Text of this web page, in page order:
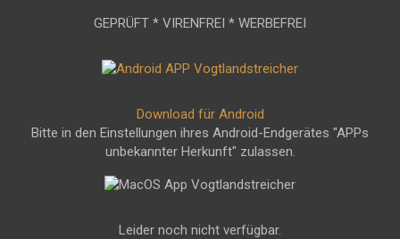
GEPRÜFT * VIRENFREI * WERBEFREI
Download für Android
Bitte in den Einstellungen ihres Android-Endgerätes "APPs
unbekannter Herkunft" zulassen.
Leider noch nicht verfügbar.